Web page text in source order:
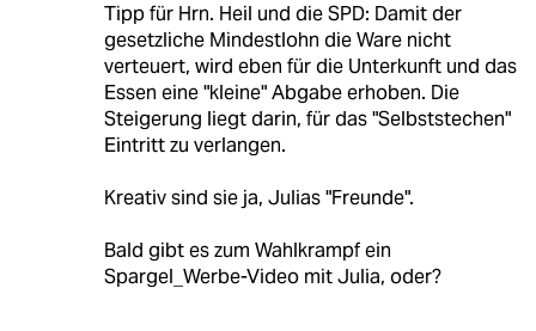
Tipp für Hrn. Heil und die SPD: Damit der
gesetzliche Mindestlohn die Ware nicht
verteuert, wird eben für die Unterkunft und das
Essen eine "kleine" Abgabe erhoben. Die
Steigerung liegt darin, für das "Selbststechen"
Eintritt zu verlangen.
Kreativ sind sie ja, Julias "Freunde".
Bald gibt es zum Wahlkrampf ein
Spargel_Werbe-Video mit Julia, oder?